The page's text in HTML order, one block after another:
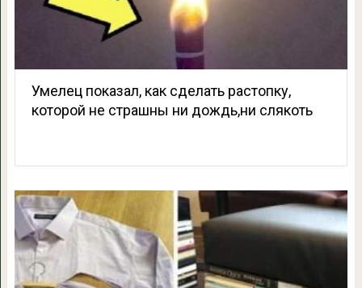
Умелец показал, как сделать растопку,
которой не страшны ни дождь,ни слякоть